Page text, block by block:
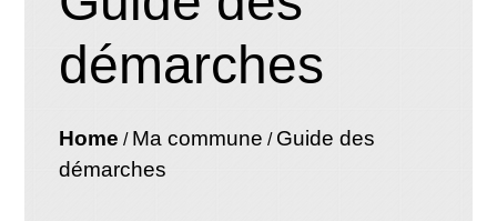
démarches
Home / Ma commune / Guide des
démarches